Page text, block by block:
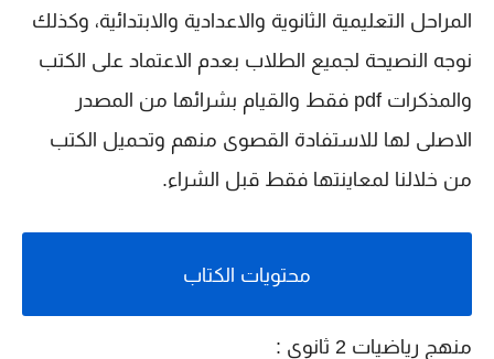
المراحل التعليمية الثانوية والاعدادية والابتدائية، وكذلك
نوجه النصيحة لجميع الطلاب بعدم الاعتماد على الكتب
والمذكرات pdf فقط والقيام بشرائها من المصدر
الاصلى لها للاستفادة القصوى منهم وتحميل الكتب
من خلالنا لمعاينتها فقط قبل الشراء.
محتويات الكتاب
منهج رياضيات 2 ثانوى :